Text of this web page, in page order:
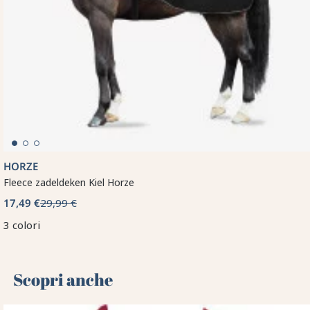
HORZE
Fleece zadeldeken Kiel Horze
17,49 €29,99 €
3 colori
Scopri anche 🌻